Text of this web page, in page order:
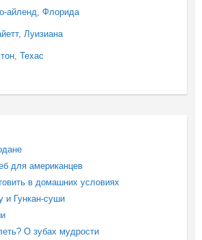
айленд, Флорида
Луизиана
Техас
для американцев
в домашних условиях
и Гункан-суши
О зубах мудрости